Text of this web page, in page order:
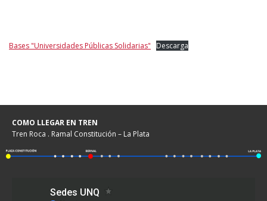
Bases "Universidades Públicas Solidarias" Descarga
COMO LLEGAR EN TREN
Tren Roca . Ramal Constitución – La Plata